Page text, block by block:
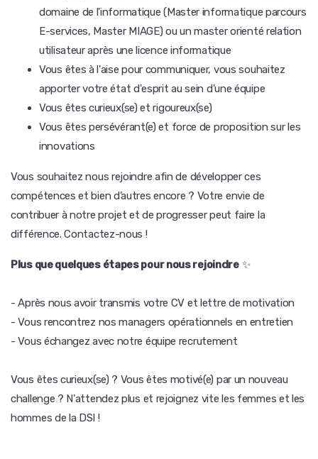
domaine de l'informatique (Master informatique parcours
E-services, Master MIAGE) ou un master orienté relation
utilisateur après une licence informatique
Vous êtes à l'aise pour communiquer, vous souhaitez
apporter votre état d'esprit au sein d'une équipe
Vous êtes curieux(se) et rigoureux(se)
Vous êtes persévérant(e) et force de proposition sur les
innovations
Vous souhaitez nous rejoindre afin de développer ces
compétences et bien d’autres encore ? Votre envie de
contribuer à notre projet et de progresser peut faire la
différence. Contactez-nous !
Plus que quelques étapes pour nous rejoindre✨
- Après nous avoir transmis votre CV et lettre de motivation
- Vous rencontrez nos managers opérationnels en entretien
- Vous échangez avec notre équipe recrutement
Vous êtes curieux(se) ? Vous êtes motivé(e) par un nouveau
challenge ? N'attendez plus et rejoignez vite les femmes et les
hommes de la DSI !